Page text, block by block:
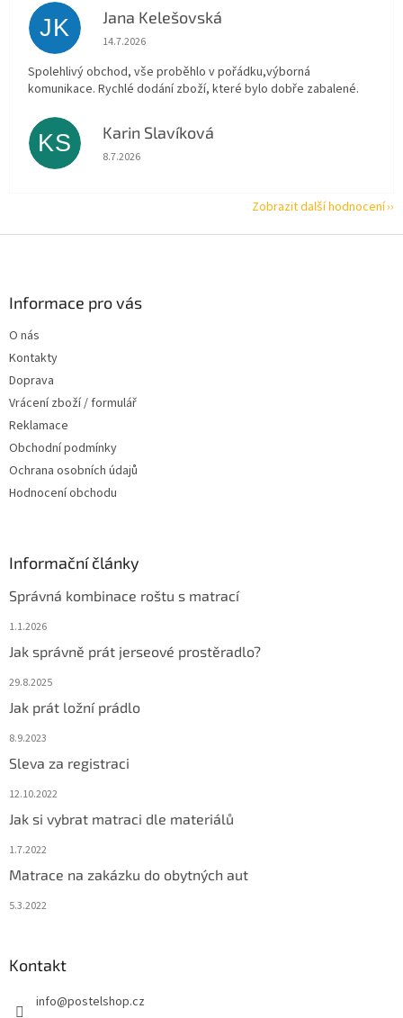
JK Jana Kelešovská
Hodnocení obchodu je 5 z 5 hvězdiček.
14.7.2026
Spolehlivý obchod, vše proběhlo v pořádku,výborná
komunikace. Rychlé dodání zboží, které bylo dobře zabalené.
KS Karin Slavíková
Hodnocení obchodu je 5 z 5 hvězdiček.
8.7.2026
Zobrazit další hodnocení
Informace pro vás
O nás
Kontakty
Doprava
Vrácení zboží / formulář
Reklamace
Obchodní podmínky
Ochrana osobních údajů
Hodnocení obchodu
Informační články
Správná kombinace roštu s matrací
1.1.2026
Jak správně prát jerseové prostěradlo?
29.8.2025
Jak prát ložní prádlo
8.9.2023
Sleva za registraci
12.10.2022
Jak si vybrat matraci dle materiálů
1.7.2022
Matrace na zakázku do obytných aut
5.3.2022
Kontakt
info@postelshop.cz